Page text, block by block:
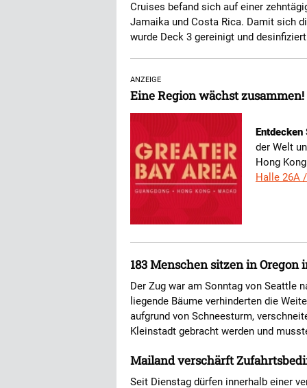
Cruises befand sich auf einer
Jamaika und Costa Rica. Damit sich
wurde Deck 3 gereinigt und
ANZEIGE
Eine Region wächst zusammen!
Entdecken
der Welt
Hong
Halle 26A
183 Menschen sitzen in
Der Zug war am Sonntag von Seattle
liegende Bäume verhinderten die
aufgrund von Schneesturm,
Kleinstadt gebracht werden und
Mailand verschärft
Seit Dienstag dürfen innerhalb einer